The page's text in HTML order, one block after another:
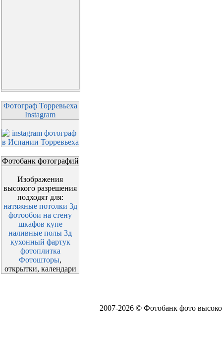
Фотограф Торревьеха
Instagram
Фотобанк фотографий
Изображения
высокого разрешения
подходят для:
натяжные потолки 3д
фотообои на стену
шкафов купе
наливные полы 3д
кухонный фартук
фотоплитка
Фотошторы,
открытки, календари
2007-2026 © Фотобанк фото